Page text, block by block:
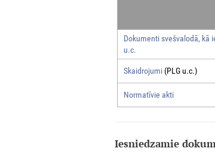
Dokumenti svešvalodā, kā
u.c.
Skaidrojumi(PLG u.c.)
Normatīvie akti
Iesniedzamie